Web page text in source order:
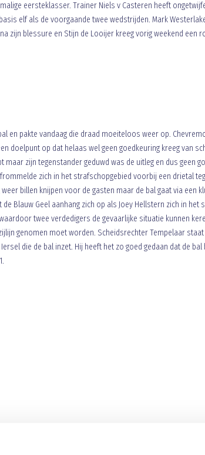
eersteklasser. Trainer Niels v Casteren heeft
elf als de voorgaande twee wedstrijden. Mark
zijn blessure en Stijn de Looijer kreeg vorig weekend een
en pakte vandaag die draad moeiteloos weer op.
doelpunt op dat helaas wel geen goedkeuring kreeg van
maar zijn tegenstander geduwd was de uitleg en dus geen
zich in het strafschopgebied voorbij een drietal
billen knijpen voor de gasten maar de bal gaat via een
de Blauw Geel aanhang zich op als Joey Hellstern zich in het
twee verdedigers de gevaarlijke situatie kunnen
genomen moet worden. Scheidsrechter Tempelaar
die de bal inzet. Hij heeft het zo goed gedaan dat de bal